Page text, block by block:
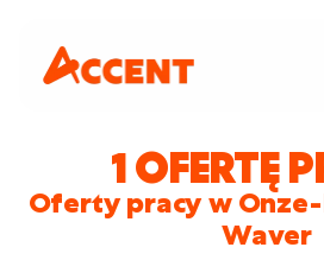
1 OFERTĘ
Oferty pracy w
Waver